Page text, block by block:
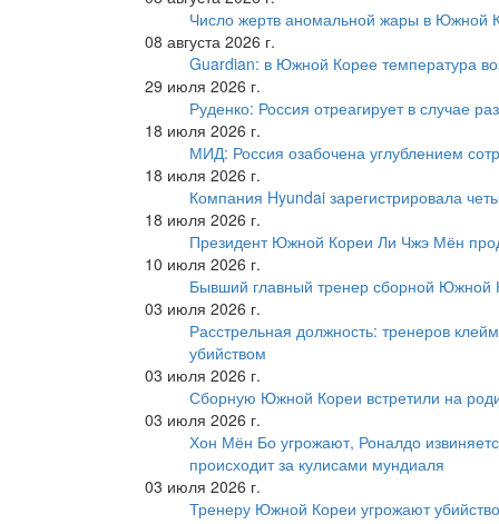
Число жертв аномальной жары в Южной
08 августа 2026 г.
Guardian: в Южной Корее температура
29 июля 2026 г.
Руденко: Россия отреагирует в случае
18 июля 2026 г.
МИД: Россия озабочена углублением
18 июля 2026 г.
Компания Hyundai зарегистрировала
18 июля 2026 г.
Президент Южной Кореи Ли Чжэ Мён
10 июля 2026 г.
Бывший главный тренер сборной Южной
03 июля 2026 г.
Расстрельная должность: тренеров
убийством
03 июля 2026 г.
Сборную Южной Кореи встретили на
03 июля 2026 г.
Хон Мён Бо угрожают, Роналдо
происходит за кулисами мундиаля
03 июля 2026 г.
Тренеру Южной Кореи угрожают